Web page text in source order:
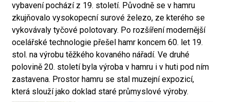
vybavení pochází z 19. století. Původně se v hamru
zkujňovalo vysokopecní surové železo, ze kterého se
vykovávaly tyčové polotovary. Po rozšíření modernější
ocelářské technologie přešel hamr koncem 60. let 19.
stol. na výrobu těžkého kovaného nářadí. Ve druhé
polovině 20. století byla výroba v hamru i v huti pod ním
zastavena. Prostor hamru se stal muzejní expozicí,
která slouží jako doklad staré průmyslové výroby.